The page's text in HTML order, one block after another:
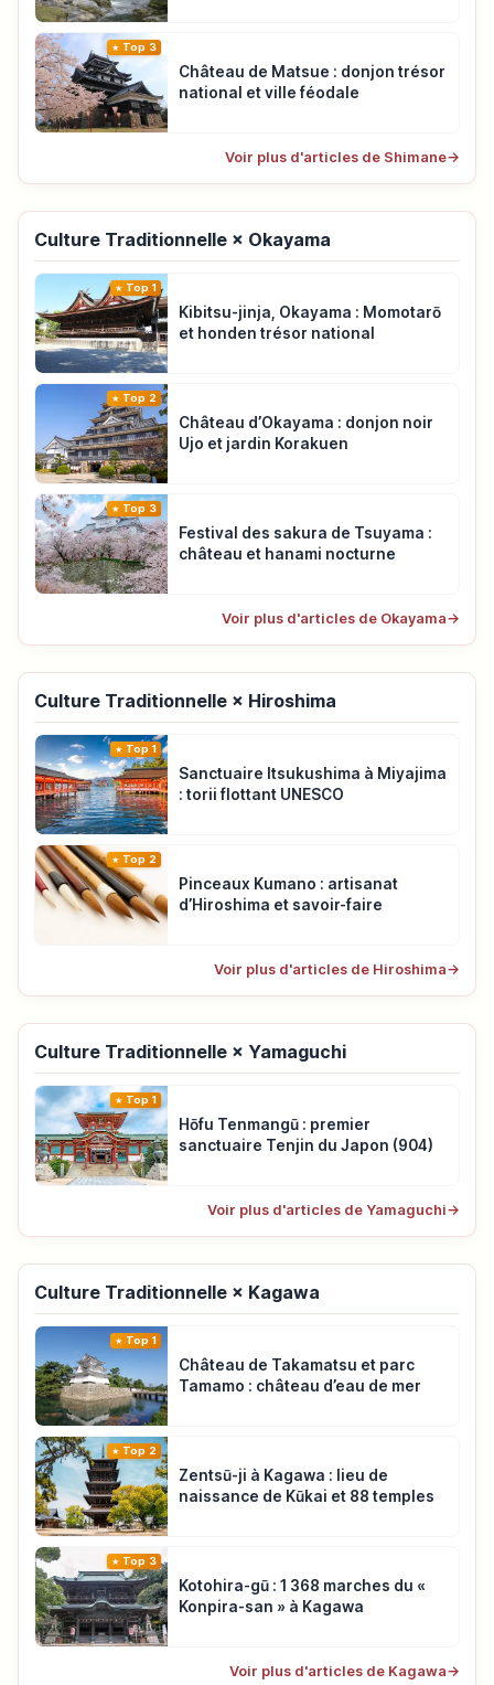
Top 3
Château de Matsue : donjon trésor
national et ville féodale
Voir plus d'articles de Shimane→
Culture Traditionnelle × Okayama
Top 1
Kibitsu-jinja, Okayama : Momotarō
et honden trésor national
Top 2
Château d’Okayama : donjon noir
Ujo et jardin Korakuen
Top 3
Festival des sakura de Tsuyama :
château et hanami nocturne
Voir plus d'articles de Okayama→
Culture Traditionnelle × Hiroshima
Top 1
Sanctuaire Itsukushima à Miyajima
: torii flottant UNESCO
Top 2
Pinceaux Kumano : artisanat
d’Hiroshima et savoir-faire
Voir plus d'articles de Hiroshima→
Culture Traditionnelle × Yamaguchi
Top 1
Hōfu Tenmangū : premier
sanctuaire Tenjin du Japon (904)
Voir plus d'articles de Yamaguchi→
Culture Traditionnelle × Kagawa
Top 1
Château de Takamatsu et parc
Tamamo : château d’eau de mer
Top 2
Zentsū-ji à Kagawa : lieu de
naissance de Kūkai et 88 temples
Top 3
Kotohira-gū : 1 368 marches du «
Konpira-san » à Kagawa
Voir plus d'articles de Kagawa→